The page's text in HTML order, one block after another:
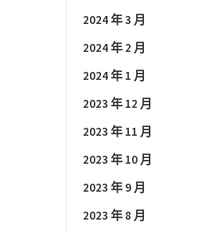
2024 年 3 月
2024 年 2 月
2024 年 1 月
2023 年 12 月
2023 年 11 月
2023 年 10 月
2023 年 9 月
2023 年 8 月